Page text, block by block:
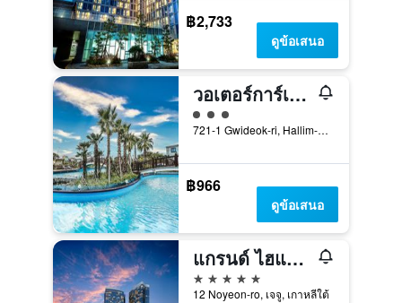
฿2,733
ดูข้อเสนอ
วอเตอร์การ์เด้นรีสอร์ท
ให้ 3 ดาว
721-1 Gwideok-ri, Hallim-Eub, เจจู, เกาหลีใต้
฿966
ดูข้อเสนอ
แกรนด์ ไฮแอท จีจู
5 ดาว
12 Noyeon-ro, เจจู, เกาหลีใต้